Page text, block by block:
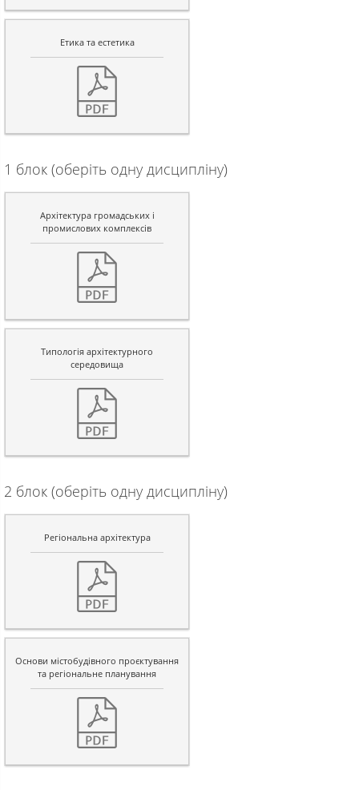
Етика та естетика
1 блок (оберіть одну дисципліну)
Архітектура громадських і
промислових комплексів
Типологія архітектурного
середовища
2 блок (оберіть одну дисципліну)
Регіональна архітектура
Основи містобудівного проєктування
та регіональне планування